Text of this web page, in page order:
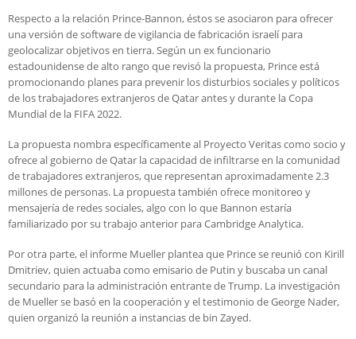
Respecto a la relación Prince-Bannon, éstos se asociaron para ofrecer
una versión de software de vigilancia de fabricación israelí para
geolocalizar objetivos en tierra. Según un ex funcionario
estadounidense de alto rango que revisó la propuesta, Prince está
promocionando planes para prevenir los disturbios sociales y políticos
de los trabajadores extranjeros de Qatar antes y durante la Copa
Mundial de la FIFA 2022.
La propuesta nombra específicamente al Proyecto Veritas como socio y
ofrece al gobierno de Qatar la capacidad de infiltrarse en la comunidad
de trabajadores extranjeros, que representan aproximadamente 2.3
millones de personas. La propuesta también ofrece monitoreo y
mensajería de redes sociales, algo con lo que Bannon estaría
familiarizado por su trabajo anterior para Cambridge Analytica.
Por otra parte, el informe Mueller plantea que Prince se reunió con Kirill
Dmitriev, quien actuaba como emisario de Putin y buscaba un canal
secundario para la administración entrante de Trump. La investigación
de Mueller se basó en la cooperación y el testimonio de George Nader,
quien organizó la reunión a instancias de bin Zayed.